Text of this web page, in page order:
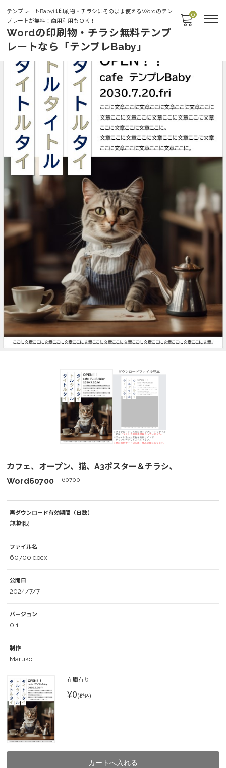
テンプレートBabyは印刷物・チラシにそのまま使えるWordのテン
プレートが無料！商用利用もＯＫ！
Wordの印刷物・チラシ無料テンプ
レートなら「テンプレBaby」
0
カフェ、オープン、猫、A3ポスター＆チラシ、
Word60700
60700
再ダウンロード有効期間（日数）
無期限
ファイル名
60700.docx
公開日
2024/7/7
バージョン
0.1
制作
Maruko
在庫有り
¥0(税込)